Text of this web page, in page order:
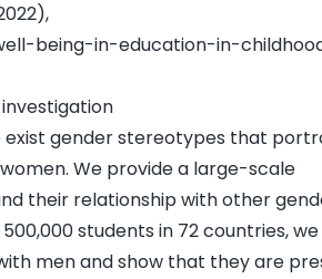
being-in-education-in-
gender stereotypes that
We provide a large-scale
their relationship with other
students in 72 countries,
men and show that they are